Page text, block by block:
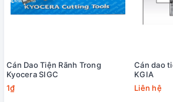
Cán Dao Tiện Rãnh Trong
Kyocera SIGC
1₫
Cán dao
KGIA
Liên hệ